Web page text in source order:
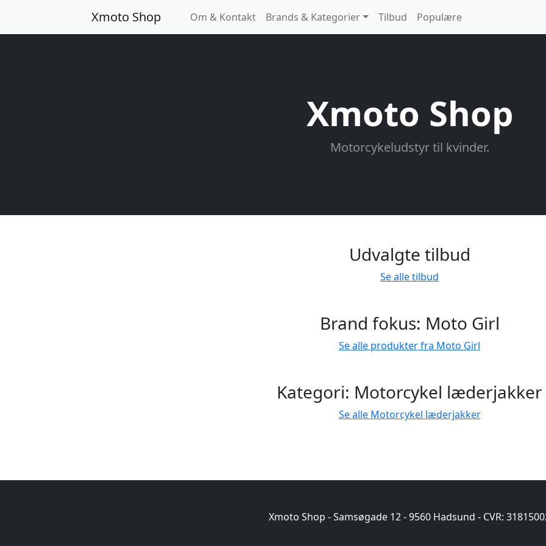
Xmoto Shop Om & Kontakt Brands & Kategorier Tilbud Populære
Xmoto Shop
Motorcykeludstyr til kvinder.
Udvalgte tilbud
Se alle tilbud
Brand fokus: Moto Girl
Se alle produkter fra Moto Girl
Kategori: Motorcykel læderjakker
Se alle Motorcykel læderjakker
Xmoto Shop - Samsøgade 12 - 9560 Hadsund - CVR: